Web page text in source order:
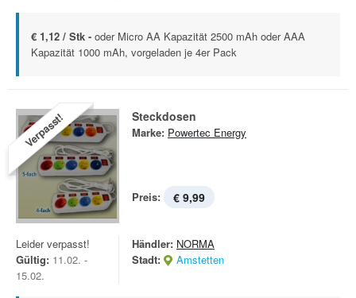
€ 1,12 / Stk - oder Micro AA Kapazität 2500 mAh oder AAA
Kapazität 1000 mAh, vorgeladen je 4er Pack
Verpasst! Steckdosen
Marke: Powertec Energy
Preis: € 9,99
Leider verpasst!
Gültig: 11.02. -
15.02.
Händler: NORMA
Stadt:
Amstetten